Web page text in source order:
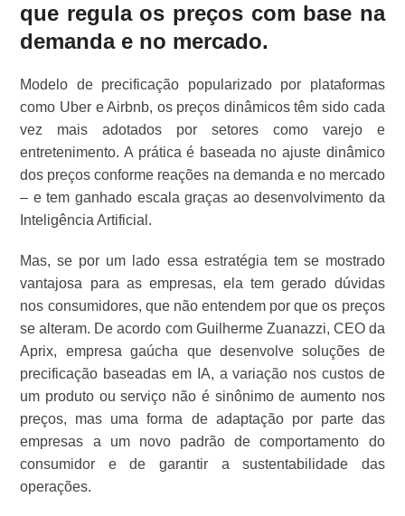
que regula os preços com base na
demanda e no mercado.
Modelo de precificação popularizado por plataformas
como Uber e Airbnb, os preços dinâmicos têm sido cada
vez mais adotados por setores como varejo e
entretenimento. A prática é baseada no ajuste dinâmico
dos preços conforme reações na demanda e no mercado
– e tem ganhado escala graças ao desenvolvimento da
Inteligência Artificial.
Mas, se por um lado essa estratégia tem se mostrado
vantajosa para as empresas, ela tem gerado dúvidas
nos consumidores, que não entendem por que os preços
se alteram. De acordo com Guilherme Zuanazzi, CEO da
Aprix, empresa gaúcha que desenvolve soluções de
precificação baseadas em IA, a variação nos custos de
um produto ou serviço não é sinônimo de aumento nos
preços, mas uma forma de adaptação por parte das
empresas a um novo padrão de comportamento do
consumidor e de garantir a sustentabilidade das
operações.